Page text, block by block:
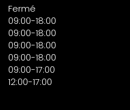
Fermé
09:00-18:00
09:00-18:00
09:00-18:00
09:00-18:00
09:00-17:00
12:00-17:00